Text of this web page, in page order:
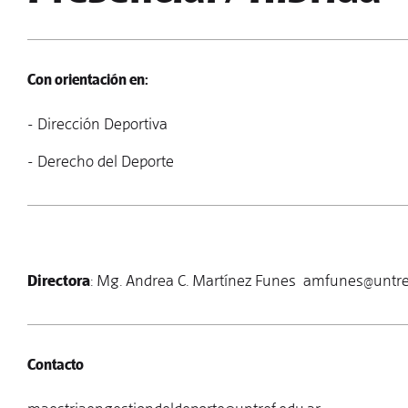
Con orientación en:
- Dirección Deportiva
- Derecho del Deporte
Directora: Mg. Andrea C. Martínez Funes
Contacto